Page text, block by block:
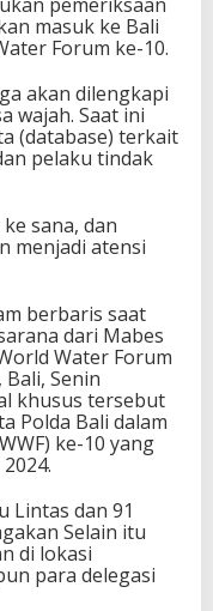
masuk ke Bali
Forum ke-10.
akan dilengkapi
wajah. Saat ini
(database) terkait
pelaku tindak
sana, dan
menjadi atensi
berbaris saat
dari Mabes
Water Forum
Senin
khusus tersebut
Polda Bali dalam
ke-10 yang
Lintas dan 91
Selain itu
di lokasi
para delegasi